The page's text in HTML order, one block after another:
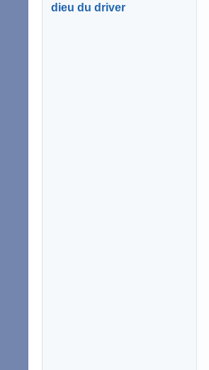
dieu du driver